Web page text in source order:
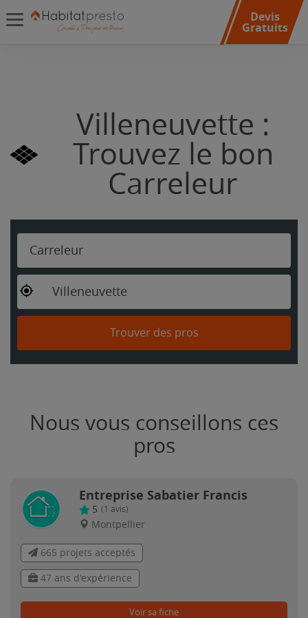
Devis
Gratuits
Villeneuvette :
Trouvez le bon
Carreleur
Carreleur
Villeneuvette
Trouver des pros
Nous vous conseillons ces
pros
Entreprise Sabatier Francis
5 (1 avis)
Montpellier
665 projets acceptés
47 ans d'expérience
Voir sa fiche